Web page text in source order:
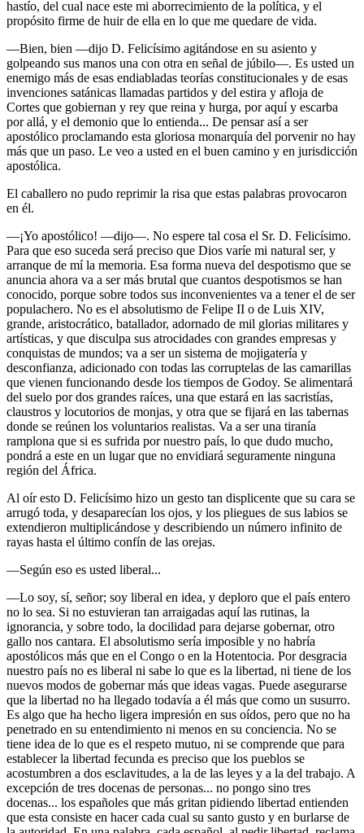
hastío, del cual nace este mi aborrecimiento de la política, y el
propósito firme de huir de ella en lo que me quedare de vida.
—Bien, bien —dijo D. Felicísimo agitándose en su asiento y
golpeando sus manos una con otra en señal de júbilo—. Es usted un
enemigo más de esas endiabladas teorías constitucionales y de esas
invenciones satánicas llamadas partidos y del estira y afloja de
Cortes que gobiernan y rey que reina y hurga, por aquí y escarba
por allá, y el demonio que lo entienda... De pensar así a ser
apostólico proclamando esta gloriosa monarquía del porvenir no hay
más que un paso. Le veo a usted en el buen camino y en jurisdicción
apostólica.
El caballero no pudo reprimir la risa que estas palabras provocaron
en él.
—¡Yo apostólico! —dijo—. No espere tal cosa el Sr. D. Felicísimo.
Para que eso suceda será preciso que Dios varíe mi natural ser, y
arranque de mí la memoria. Esa forma nueva del despotismo que se
anuncia ahora va a ser más brutal que cuantos despotismos se han
conocido, porque sobre todos sus inconvenientes va a tener el de ser
populachero. No es el absolutismo de Felipe II o de Luis XIV,
grande, aristocrático, batallador, adornado de mil glorias militares y
artísticas, y que disculpa sus atrocidades con grandes empresas y
conquistas de mundos; va a ser un sistema de mojigatería y
desconfianza, adicionado con todas las corruptelas de las camarillas
que vienen funcionando desde los tiempos de Godoy. Se alimentará
del suelo por dos grandes raíces, una que estará en las sacristías,
claustros y locutorios de monjas, y otra que se fijará en las tabernas
donde se reúnen los voluntarios realistas. Va a ser una tiranía
ramplona que si es sufrida por nuestro país, lo que dudo mucho,
pondrá a este en un lugar que no envidiará seguramente ninguna
región del África.
Al oír esto D. Felicísimo hizo un gesto tan displicente que su cara se
arrugó toda, y desaparecían los ojos, y los pliegues de sus labios se
extendieron multiplicándose y describiendo un número infinito de
rayas hasta el último confín de las orejas.
—Según eso es usted liberal...
—Lo soy, sí, señor; soy liberal en idea, y deploro que el país entero
no lo sea. Si no estuvieran tan arraigadas aquí las rutinas, la
ignorancia, y sobre todo, la docilidad para dejarse gobernar, otro
gallo nos cantara. El absolutismo sería imposible y no habría
apostólicos más que en el Congo o en la Hotentocia. Por desgracia
nuestro país no es liberal ni sabe lo que es la libertad, ni tiene de los
nuevos modos de gobernar más que ideas vagas. Puede asegurarse
que la libertad no ha llegado todavía a él más que como un susurro.
Es algo que ha hecho ligera impresión en sus oídos, pero que no ha
penetrado en su entendimiento ni menos en su conciencia. No se
tiene idea de lo que es el respeto mutuo, ni se comprende que para
establecer la libertad fecunda es preciso que los pueblos se
acostumbren a dos esclavitudes, a la de las leyes y a la del trabajo. A
excepción de tres docenas de personas... no pongo sino tres
docenas... los españoles que más gritan pidiendo libertad entienden
que esta consiste en hacer cada cual su santo gusto y en burlarse de